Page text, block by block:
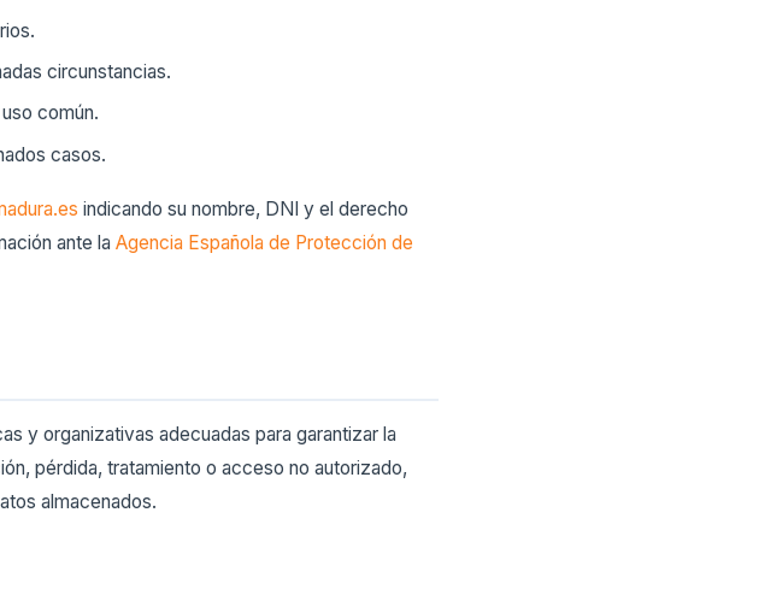
circunstancias.
común.
casos.
indicando su nombre, DNI y el derecho
ante la Agencia Española de Protección de
y organizativas adecuadas para garantizar la
pérdida, tratamiento o acceso no autorizado,
almacenados.